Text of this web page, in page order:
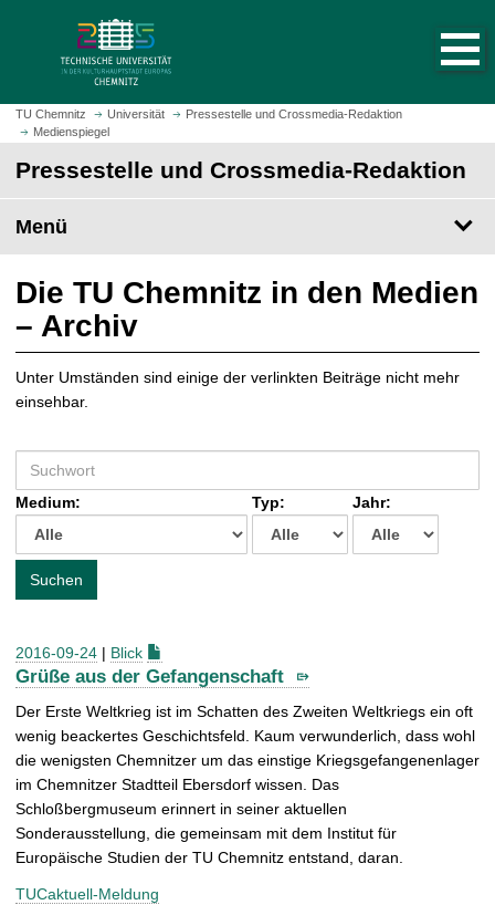
m
H
t
s
i
e
a
u
f
r
u
f
e
TU Chemnitz Universität
Pressestelle und Crossmedia-Redaktion
Medienspiegel
Pressestelle und Crossmedia-Redaktion
Menü
Die TU Chemnitz in den Medien
– Archiv
Unter Umständen sind einige der verlinkten Beiträge nicht mehr
einsehbar.
u
c
e
h
:
Medium: Typ: Jahr:
Suchen
2016-09-24 | Blick
Grüße aus der Gefangenschaft
Der Erste Weltkrieg ist im Schatten des Zweiten Weltkriegs ein oft
wenig beackertes Geschichtsfeld. Kaum verwunderlich, dass wohl
die wenigsten Chemnitzer um das einstige Kriegsgefangenenlager
im Chemnitzer Stadtteil Ebersdorf wissen. Das
Schloßbergmuseum erinnert in seiner aktuellen
Sonderausstellung, die gemeinsam mit dem Institut für
Europäische Studien der TU Chemnitz entstand, daran.
TUCaktuell-Meldung